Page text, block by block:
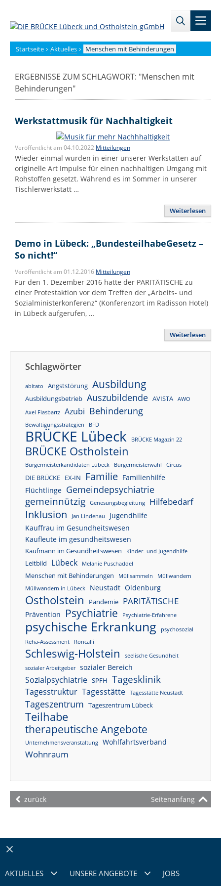
springen
→
Zur
Zum
Startseite › Aktuelles › Menschen mit Behinderungen
ERGEBNISSE ZUM SCHLAGWORT: "Menschen mit
Behinderungen"
Werkstattmusik für Nachhaltigkeit
Veröffentlicht am 04.10.2022 Mitteilungen
Wieder einmal wurden in einer unserer Werkstätten auf
originelle Art Impulse für einen nachhaltigen Umgang mit
Rohstoffen gesetzt. Während es im Sommer in unserer
Tischlerwerkstatt …
Weiterlesen
Demo in Lübeck: „BundesteilhabeGesetz –
So nicht!“
Veröffentlicht am 01.12.2016 Mitteilungen
Für den 1. Dezember 2016 hatte der PARITÄTISCHE zu
einer Protestaktion vor dem Treffen der „Arbeits- und
Sozialministerkonferenz“ (Konferenzort im Radisson Hotel)
in Lübeck aufgerufen, …
Weiterlesen
Schlagwörter
abitato Angststörung Ausbildung
Ausbildungsbetrieb Auszubildende AVISTA
AWO
Axel Flasbartz
Azubi Behinderung
Bewältigungsstrategien BFD
BRÜCKE Lübeck BRÜCKE Magazin 22
BRÜCKE Ostholstein
Bürgermeisterkandidaten Lübeck Bürgermeisterwahl Circus
DIE BRÜCKE EX-IN Familie Familienhilfe
Flüchtlinge Gemeindepsychiatrie
gemeinnützig Genesungsbegleitung Hilfebedarf
Inklusion Jan Lindenau
Jugendhilfe
Kauffrau im Gesundheitswesen
Kaufleute im gesundheitswesen
Kaufmann im Gesundheitswesen Kinder- und Jugendhilfe
Leitbild Lübeck Melanie Puschaddel
Menschen mit Behinderungen Müllsammeln
Müllwandern
Müllwandern in Lübeck
Neustadt Oldenburg
Ostholstein Pandemie PARITÄTISCHE
Prävention Psychiatrie Psychiatrie-Erfahrene
psychische Erkrankung
psychosozial
Reha-Assessment
Roncalli
Schleswig-Holstein
seelische Gesundheit
sozialer Arbeitgeber
sozialer Bereich
Sozialpsychiatrie SPFH Tagesklinik
Tagesstruktur Tagesstätte Tagesstätte Neustadt
Tageszentrum Tageszentrum Lübeck
Teilhabe
therapeutische Angebote
Unternehmensveranstaltung Wohlfahrtsverband
Wohnraum
zurück Seitenanfang
AKTUELLES
UNSERE ANGEBOTE JOBS